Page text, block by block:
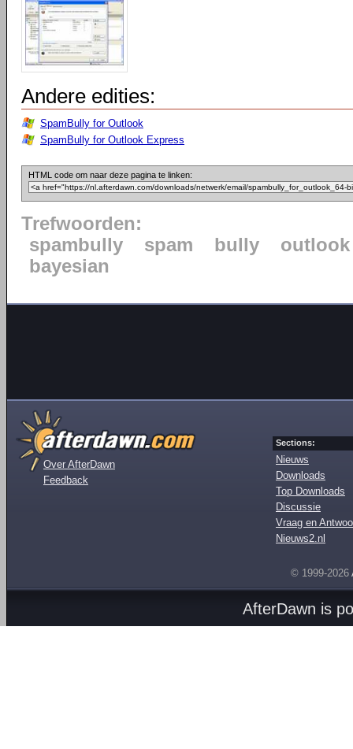
Andere edities:
SpamBully for Outlook
SpamBully for Outlook Express
HTML code om naar deze pagina te linken:
Trefwoorden:
spambully
spam bully
outlook
bayesian
Over AfterDawn
Feedback
Sections:
Nieuws
Downloads
Top Downloads
Discussie
Vraag en
Nieuws2.nl
© 1999-2026
AfterDawn is